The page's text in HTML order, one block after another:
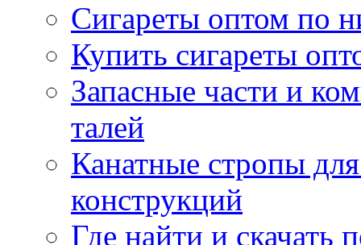
Сигареты оптом по
Купить сигареты
Запасные части и
талей
Канатные стропы
конструкций
Где найти и